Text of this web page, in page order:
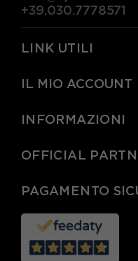
+39.030.7778571
LINK UTILI
IL MIO ACCOUNT
INFORMAZIONI
OFFICIAL
PAGAMENTO